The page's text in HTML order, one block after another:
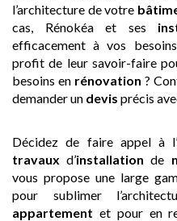
l’architecture de votre
cas, Rénokéa et ses
efficacement à vos
profit de leur savoir-faire
besoins en rénovation ?
demander un devis précis
Décidez de faire appel à
travaux d’installation de
vous propose une large
pour sublimer
appartement et pour en